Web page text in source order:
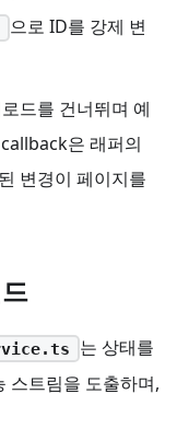
으로 ID를 강제 변
드를 건너뛰며 예
은 래퍼의
변경이 페이지를
는 상태를
스트림을 도출하며,